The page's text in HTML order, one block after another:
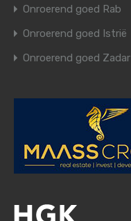
Onroerend goed Rab
Onroerend goed Istrië
Onroerend goed Zadar